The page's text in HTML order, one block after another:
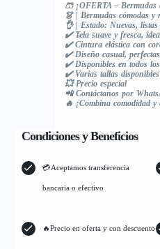
🩳 ¡OFERTA –
👗 | Bermudas cómodas y
👌 | Estado: Nuevas,
✔️ Tela suave y fresca,
✔️ Cintura elástica con
✔️ Diseño casual,
✔️ Disponibles en todos
✔️ Varias tallas disponibles
💥 Precio especial
📲 Contáctanos por
🔥 ¡Combina comodidad
Condiciones y Beneficios
💳Aceptamos transferencia
bancaria o efectivo
🔥Precio en oferta y con descuento